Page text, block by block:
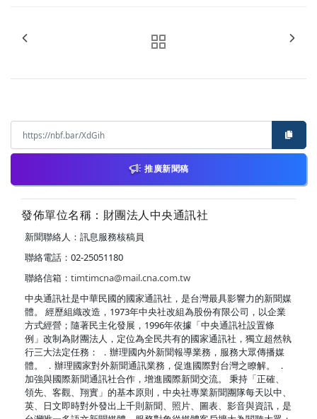
推廣新聞稿
發佈單位名稱：財團法人中央通訊社
新聞聯絡人：訊息服務核稿員
聯絡電話：02-25051180
聯絡信箱： timtimcna@mail.cna.com.tw
中央通訊社是中華民國的國家通訊社，是台灣最具影響力的新聞媒
體。 經歷組織改造，1973年中央社改組為股份有限公司，以企業
方式經營；隨著民主化發展，1996年依據「中央通訊社設置條
例」改制為財團法人，定位為全民共有的國家通訊社，獨立超然執
行三大法定任務： ．辦理國內外新聞報導業務，服務大眾傳播媒
體。 ．辦理國家對外新聞通訊業務，促進國際對台灣之瞭解。 ．
加強與國際新聞通訊社合作，增進國際新聞交流。 秉持「正確、
領先、客觀、翔實」的基本原則，中央社專業新聞團隊每天以中、
英、日文即時對外發出上千則新聞、照片、圖表、影音與資訊，是